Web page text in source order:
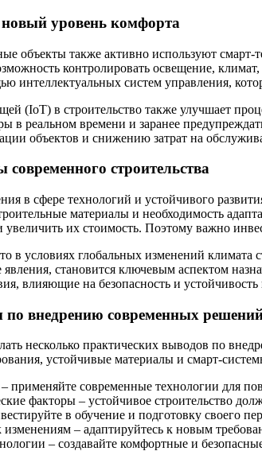
уровень комфорта
объекты также активно используют
контролировать освещение,
интеллектуальных систем управления,
(IoT) в строительство также улучшает
в реальном времени и заранее
объектов и снижению затрат на
строительства
в сфере технологий и устойчивого
материалы и необходимость
увеличить их стоимость. Поэтому важно
в условиях глобальных изменений климата
становится ключевым аспектом
влияющие на безопасность и устойчивость
внедрению современных решений
несколько практических выводов по
устойчивые материалы и смарт-
применяйте современные технологии для
факторы – устойчивое строительство
в обучение и подготовку своего
изменениям – адаптируйтесь к новым
– создавайте комфортные и